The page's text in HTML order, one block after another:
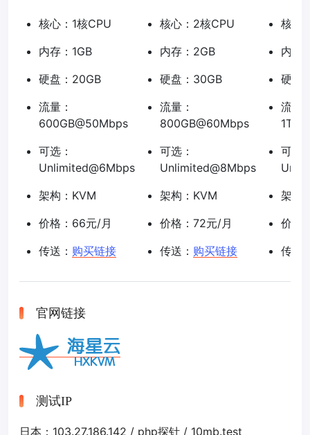
核心：1核CPU
内存：1GB
硬盘：20GB
流量：
600GB@50Mbps
可选：
Unlimited@6Mbps
架构：KVM
价格：66元/月
传送： 购买链接
核心：2核CPU
内存：2GB
硬盘：30GB
流量：
800GB@60Mbps
可选：
Unlimited@8Mbps
架构：KVM
价格：72元/月
传送： 购买链接
核心
内存
硬盘
流量
可选
架构
价格
传送
官网链接
测试IP
日本：103.27.186.142 / php探针 / 10mb.test